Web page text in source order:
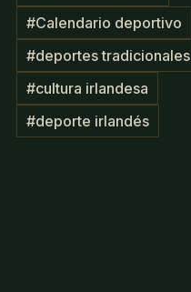
#Calendario deportivo
#deportes tradicionales
#cultura irlandesa
#deporte irlandés